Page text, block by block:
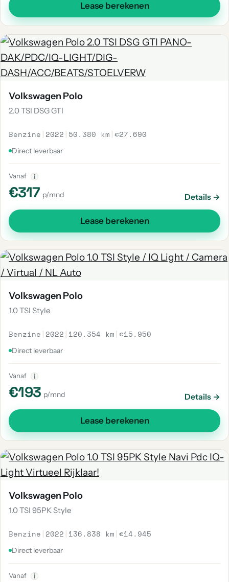
Lease berekenen
Volkswagen Polo
2.0 TSI DSG GTI
Benzine | 2022 | 50.380 km |€27.690
Direct leverbaar
Vanaf i
€317 p/mnd Details →
Lease berekenen
Volkswagen Polo
1.0 TSI Style
Benzine | 2022 | 120.354 km |€15.950
Direct leverbaar
Vanaf i
€193 p/mnd Details →
Lease berekenen
Volkswagen Polo
1.0 TSI 95PK Style
Benzine | 2022 | 136.838 km |€14.945
Direct leverbaar
Vanaf i